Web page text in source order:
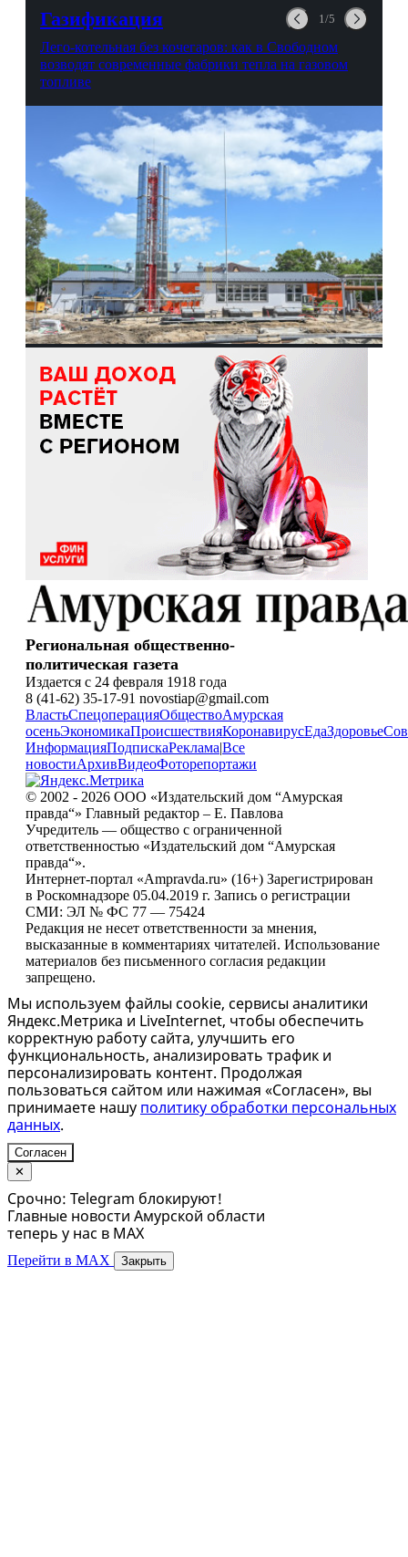
Газификация 1/5
Лего-котельная без кочегаров: как в Свободном
возводят современные фабрики тепла на газовом
топливе
Региональная общественно-
политическая газета
Издается с 24 февраля 1918 года
8 (41-62) 35-17-91 novostiap@gmail.com
ВластьСпецоперацияОбществоАмурская
осеньЭкономикаПроисшествияКоронавирусЕдаЗдоровье
ИнформацияПодпискаРеклама|Все
новостиАрхивВидеоФоторепортажи
© 2002 - 2026 ООО «Издательский дом “Амурская
правда“» Главный редактор – Е. Павлова
Учредитель — общество с ограниченной
ответственностью «Издательский дом “Амурская
правда“».
Интернет-портал «Ampravda.ru» (16+) Зарегистрирован
в Роскомнадзоре 05.04.2019 г. Запись о регистрации
СМИ: ЭЛ № ФС 77 — 75424
Редакция не несет ответственности за мнения,
высказанные в комментариях читателей. Использование
материалов без письменного согласия редакции
запрещено.
Мы используем файлы cookie, сервисы аналитики
Яндекс.Метрика и LiveInternet, чтобы обеспечить
корректную работу сайта, улучшить его
функциональность, анализировать трафик и
персонализировать контент. Продолжая
пользоваться сайтом или нажимая «Согласен», вы
принимаете нашу политику обработки персональных
данных.
Согласен
✕
Срочно: Telegram блокируют!
Главные новости Амурской области
теперь у нас в MAX
Перейти в MAX Закрыть